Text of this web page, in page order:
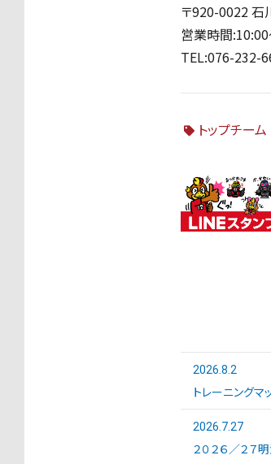
〒920-0022
営業時間
TEL:076-232-
トップチーム
2026.8.2
トレーニング
2026.7.27
２０２６／２７